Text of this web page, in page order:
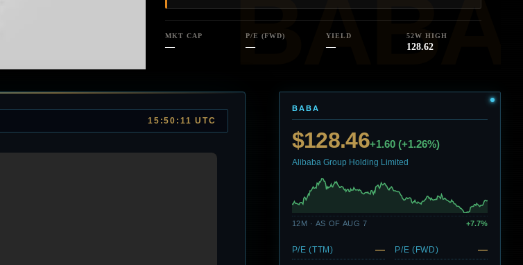
MKT CAP
—
P/E (FWD)
—
YIELD
—
52W HIGH
128.62
15:50:11 UTC
BABA
$128.46+1.60 (+1.26%)
Alibaba Group Holding Limited
12M · AS OF AUG 7 +7.7%
P/E (TTM) — P/E (FWD) —